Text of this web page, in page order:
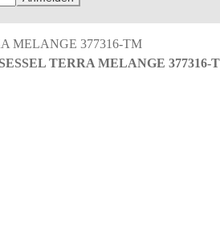
TERRA MELANGE 377316-